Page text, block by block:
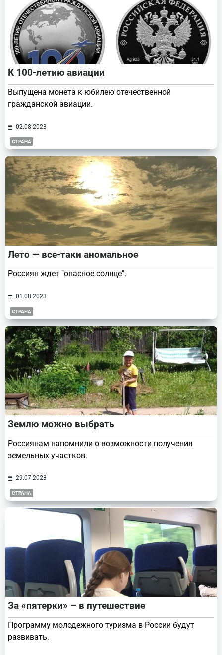
К 100-летию авиации
Выпущена монета к юбилею отечественной
гражданской авиации.
02.08.2023
СТРАНА
Лето — все-таки аномальное
Россиян ждет "опасное солнце".
01.08.2023
СТРАНА
Землю можно выбрать
Россиянам напомнили о возможности получения
земельных участков.
29.07.2023
СТРАНА
За «пятерки» – в путешествие
Программу молодежного туризма в России будут
развивать.